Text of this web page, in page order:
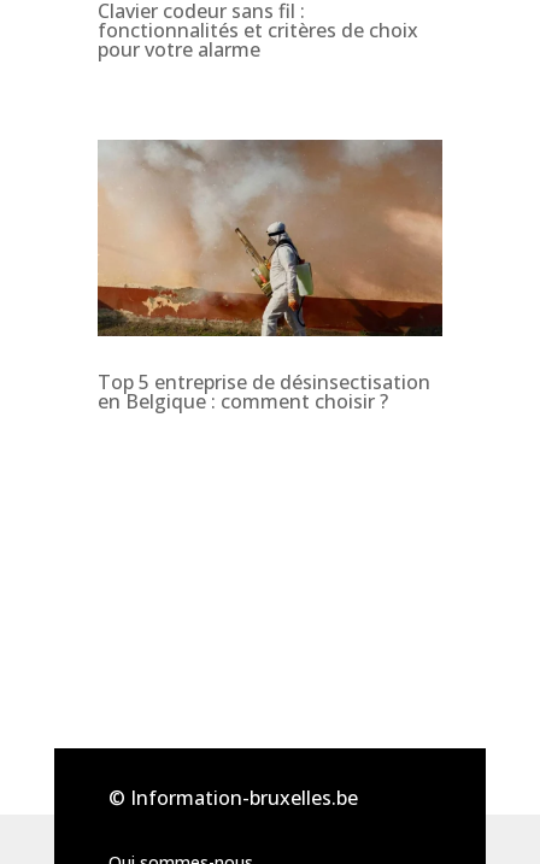
Clavier codeur sans fil :
fonctionnalités et critères de choix
pour votre alarme
Top 5 entreprise de désinsectisation
en Belgique : comment choisir ?
© Information-bruxelles.be